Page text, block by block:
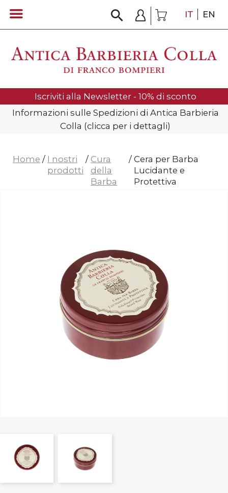
IT EN
Iscriviti alla Newsletter - 10% di sconto
Informazioni sulle Spedizioni di Antica Barbieria
Colla (clicca per i dettagli)
Home / I nostri
prodotti
/ Cura
della
Barba
/Cera per Barba
Lucidante e
Protettiva